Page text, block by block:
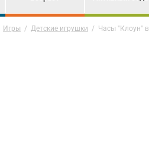
Игры / Детские игрушки / Часы "Клоун" в